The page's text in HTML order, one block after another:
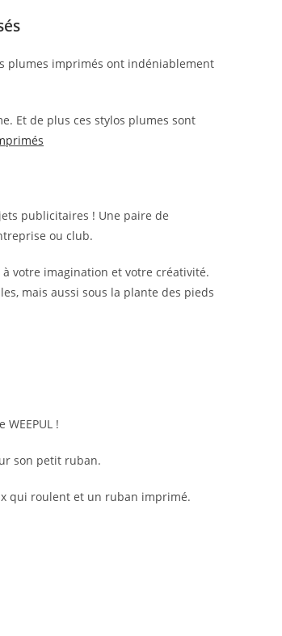
plumes imprimés ont indéniablement
Et de plus ces stylos plumes sont
publicitaires ! Une paire de
ou club.
votre imagination et votre créativité.
mais aussi sous la plante des pieds
!
son petit ruban.
qui roulent et un ruban imprimé.